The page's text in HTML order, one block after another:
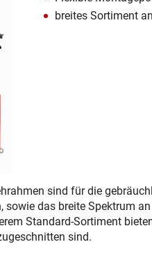
breites Sortiment
sind für die
sowie das breite Spektrum
Standard-Sortiment
sind.